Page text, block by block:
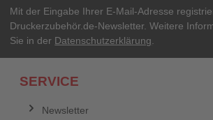
Ihr Passwort
Mit der Eingabe Ihrer E-Mail-Adresse
Druckerzubehör.de-Newsletter. Weitere
Sie in der Datenschutzerklärung
SERVICE
Newsletter